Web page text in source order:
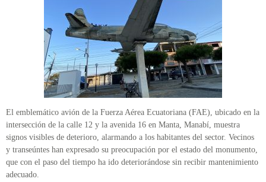
El emblemático avión de la Fuerza Aérea Ecuatoriana (FAE), ubicado en la
intersección de la calle 12 y la avenida 16 en Manta, Manabí, muestra
signos visibles de deterioro, alarmando a los habitantes del sector. Vecinos
y transeúntes han expresado su preocupación por el estado del monumento,
que con el paso del tiempo ha ido deteriorándose sin recibir mantenimiento
adecuado.